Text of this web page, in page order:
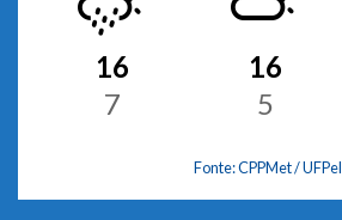
16
7
16
5
Fonte: CPPMet / UFPel